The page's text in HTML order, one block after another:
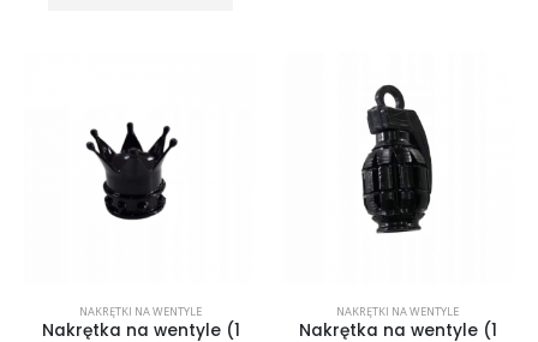
NAKRĘTKI NA WENTYLE
Nakrętka na wentyle (1
NAKRĘTKI NA WENTYLE
Nakrętka na wentyle (1